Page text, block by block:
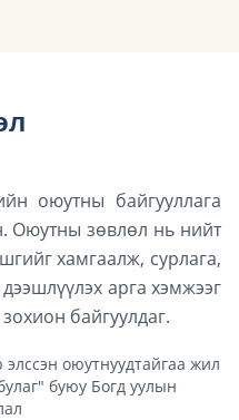
оюутны байгууллага
Оюутны зөвлөл нь нийт
хамгаалж, сурлага,
арга хэмжээг
байгуулдаг.
оюутнуудтайгаа жил
буюу Богд уулын